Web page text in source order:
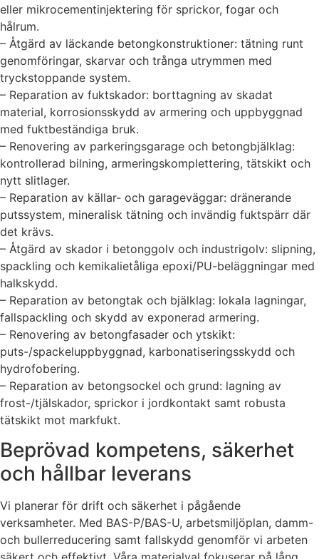
eller mikrocementinjektering för sprickor, fogar och
hålrum.
– Åtgärd av läckande betongkonstruktioner: tätning runt
genomföringar, skarvar och trånga utrymmen med
tryckstoppande system.
– Reparation av fuktskador: borttagning av skadat
material, korrosionsskydd av armering och uppbyggnad
med fuktbeständiga bruk.
– Renovering av parkeringsgarage och betongbjälklag:
kontrollerad bilning, armeringskomplettering, tätskikt och
nytt slitlager.
– Reparation av källar- och garageväggar: dränerande
putssystem, mineralisk tätning och invändig fuktspärr där
det krävs.
– Åtgärd av skador i betonggolv och industrigolv: slipning,
spackling och kemikalietåliga epoxi/PU-beläggningar med
halkskydd.
– Reparation av betongtak och bjälklag: lokala lagningar,
fallspackling och skydd av exponerad armering.
– Renovering av betongfasader och ytskikt:
puts-/spackeluppbyggnad, karbonatiseringsskydd och
hydrofobering.
– Reparation av betongsockel och grund: lagning av
frost-/tjälskador, sprickor i jordkontakt samt robusta
tätskikt mot markfukt.
Beprövad kompetens, säkerhet
och hållbar leverans
Vi planerar för drift och säkerhet i pågående
verksamheter. Med BAS-P/BAS-U, arbetsmiljöplan, damm-
och bullerreducering samt fallskydd genomför vi arbeten